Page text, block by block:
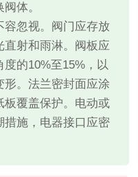
体。
忽视。阀门应存放
射和雨淋。阀板应
的10%至15%，以
。法兰密封面应涂
板覆盖保护。电动或
措施，电器接口应密